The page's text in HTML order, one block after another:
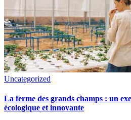
Uncategorized
La ferme des grands champs : un
écologique et innovante